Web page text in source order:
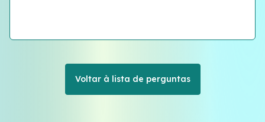
Voltar à lista de perguntas